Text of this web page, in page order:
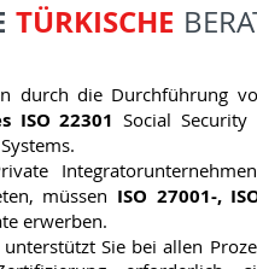
TÜRKISCHE
durch die Durchführung
ISO 22301 Social Security
müssen ISO 27001-,
erwerben.
Sie bei allen